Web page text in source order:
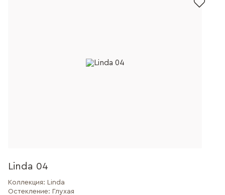
Linda 04
Коллекция: Linda
Остекление: Глухая